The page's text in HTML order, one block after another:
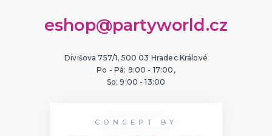
eshop@partyworld.cz
Divišova 757/1, 500 03 Hradec Králové
Po - Pá: 9:00 - 17:00,
So: 9:00 - 13:00
CONCEPT BY